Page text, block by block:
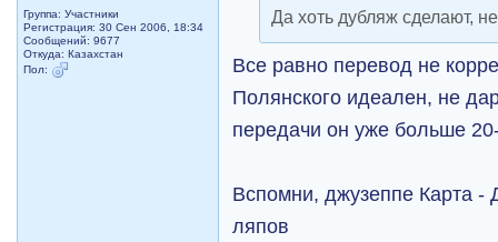
Группа: Участники
Регистрация: 30 Сен 2006, 18:34
Сообщений: 9677
Откуда: Казахстан
Пол:
Да хоть дубляж сделают,
Все равно перевод не
Полянского идеален, не
передачи он уже больше
Вспомни, джузеппе Карта -
ляпов